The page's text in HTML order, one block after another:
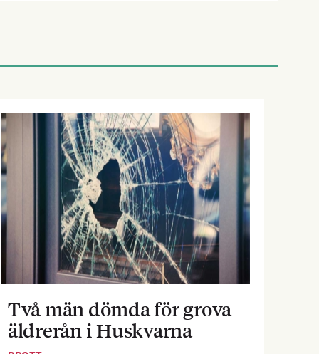
Två män dömda för grova
äldrerån i Huskvarna